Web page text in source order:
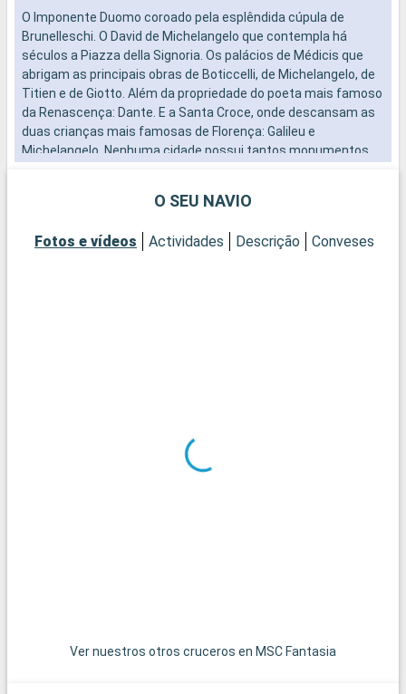
O Imponente Duomo coroado pela esplêndida cúpula de
Brunelleschi. O David de Michelangelo que contempla há
séculos a Piazza della Signoria. Os palácios de Médicis que
abrigam as principais obras de Boticcelli, de Michelangelo, de
Titien e de Giotto. Além da propriedade do poeta mais famoso
da Renascença: Dante. E a Santa Croce, onde descansam as
duas crianças mais famosas de Florença: Galileu e
Michelangelo. Nenhuma cidade possui tantos monumentos
O SEU NAVIO
Fotos e vídeos Actividades Descrição Conveses
Ver nuestros otros cruceros en MSC Fantasia